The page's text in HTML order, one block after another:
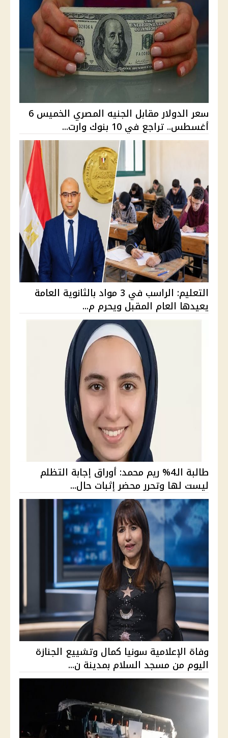
سعر الدولار مقابل الجنيه المصري الخميس 6
أغسطس.. تراجع في 10 بنوك وارت...
التعليم: الراسب في 3 مواد بالثانوية العامة
يعيدها العام المقبل ويحرم م...
طالبة الـ4% ريم محمد: أوراق إجابة التظلم
ليست لها وتحرر محضر إثبات حال...
وفاة الإعلامية سونيا كمال وتشييع الجنازة
اليوم من مسجد السلام بمدينة ن...